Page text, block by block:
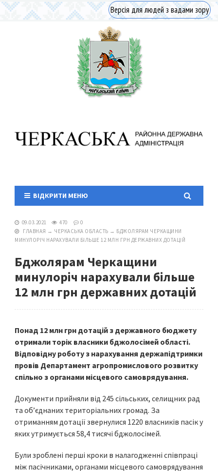
Версія для людей з вадами зору
ВІДКРИТИ МЕНЮ
09.03.2021 470
0
ГЛАВНАЯ → ЧЕРКАСЬКА ОБЛАСТЬ → БДЖОЛЯРАМ ЧЕРКАЩИНИ
МИНУЛОРІЧ НАРАХУВАЛИ БІЛЬШЕ 12 МЛН ГРН ДЕРЖАВНИХ ДОТАЦІЙ
Бджолярам Черкащини
минулоріч нарахували більше
12 млн грн державних дотацій
Понад 12 млн грн дотацій з державного бюджету
отримали торік власники бджолосімей області.
Відповідну роботу з нарахування держапідтримки
провів Департамент агропромислового розвитку
спільно з органами місцевого самоврядування.
Документи прийняли від 245 сільських, селищних рад
та об’єднаних територіальних громад. За
отриманням дотації звернулися 1220 власників пасік у
яких утримується 58,4 тисячі бджолосімей.
Були зроблені перші кроки в налагодженні співпраці
між пасічниками, органами місцевого самоврядування